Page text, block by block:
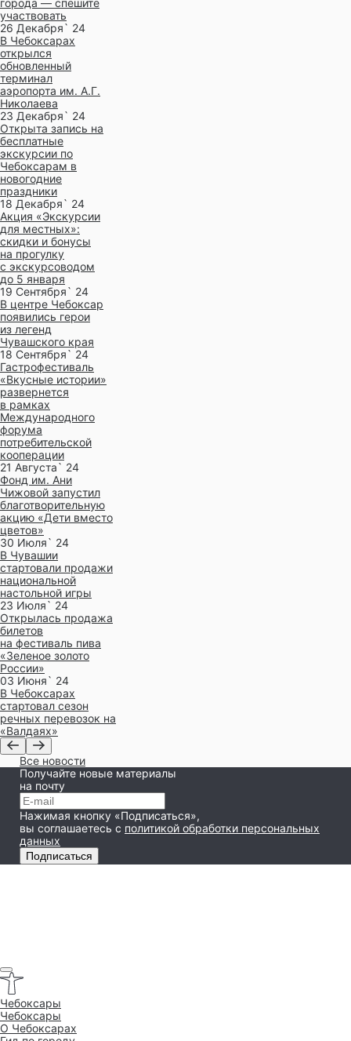
города — спешите
участвовать
26 Декабря` 24
В Чебоксарах
открылся
обновленный
терминал
аэропорта им. А.Г.
Николаева
23 Декабря` 24
Открыта запись на
бесплатные
экскурсии по
Чебоксарам в
новогодние
праздники
18 Декабря` 24
Акция «Экскурсии
для местных»:
скидки и бонусы
на прогулку
с экскурсоводом
до 5 января
19 Сентября` 24
В центре Чебоксар
появились герои
из легенд
Чувашского края
18 Сентября` 24
Гастрофестиваль
«Вкусные истории»
развернется
в рамках
Международного
форума
потребительской
кооперации
21 Августа` 24
Фонд им. Ани
Чижовой запустил
благотворительную
акцию «Дети вместо
цветов»
30 Июля` 24
В Чувашии
стартовали продажи
национальной
настольной игры
23 Июля` 24
Открылась продажа
билетов
на фестиваль пива
«Зеленое золото
России»
03 Июня` 24
В Чебоксарах
стартовал сезон
речных перевозок на
«Валдаях»
Все новости
Получайте новые материалы
на почту
Нажимая кнопку «Подписаться»,
вы соглашаетесь с политикой обработки персональных
данных
Подписаться
Чебоксары
Чебоксары
O Чебоксарах